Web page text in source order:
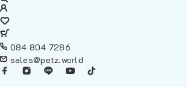
084 804 7286
sales@petz.world